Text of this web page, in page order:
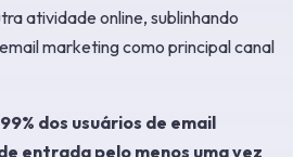
atividade online, sublinhando
marketing como principal canal
99% dos usuários de email
entrada pelo menos uma vez